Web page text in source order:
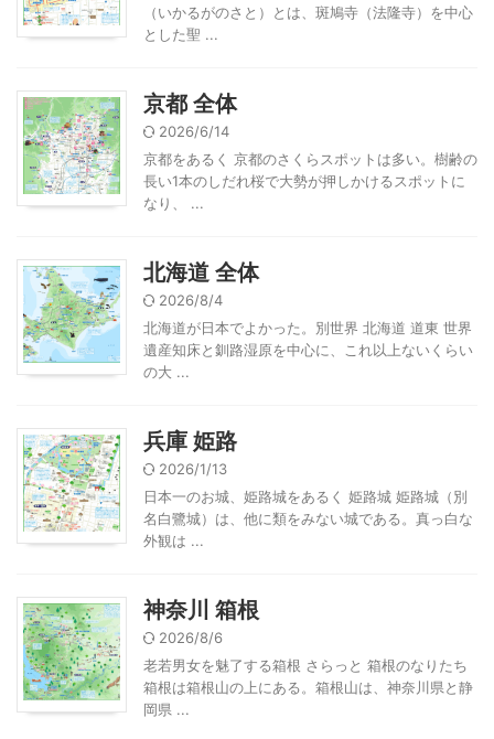
（いかるがのさと）とは、斑鳩寺（法隆寺）を中心
とした聖 ...
京都 全体
2026/6/14
京都をあるく 京都のさくらスポットは多い。樹齢の
長い1本のしだれ桜で大勢が押しかけるスポットに
なり、 ...
北海道 全体
2026/8/4
北海道が日本でよかった。別世界 北海道 道東 世界
遺産知床と釧路湿原を中心に、これ以上ないくらい
の大 ...
兵庫 姫路
2026/1/13
日本一のお城、姫路城をあるく 姫路城 姫路城（別
名白鷺城）は、他に類をみない城である。真っ白な
外観は ...
神奈川 箱根
2026/8/6
老若男女を魅了する箱根 さらっと 箱根のなりたち
箱根は箱根山の上にある。箱根山は、神奈川県と静
岡県 ...